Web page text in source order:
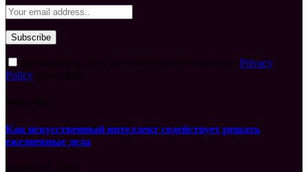
Privacy
Policy
Как искусственный интеллект содействует решать
ежедневные дела